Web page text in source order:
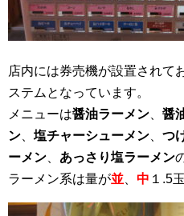
店内には券売機が設置されて
ステムとなっています。
メニューは醤油ラーメン 醤
ン
塩チャーシューメン つ
ーメン
あっさり塩ラーメン
ラーメン系は量が並 中 １.5玉